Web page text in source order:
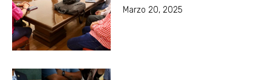
Marzo 20, 2025